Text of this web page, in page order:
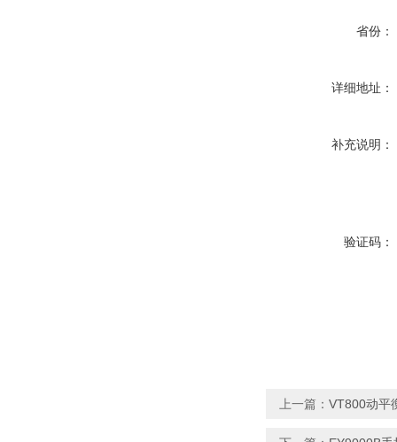
省份：
详细地址：
补充说明：
验证码：
上一篇： VT800动平